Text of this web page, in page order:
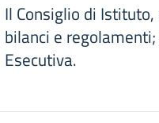
Il Consiglio di
bilanci e
Esecutiva.